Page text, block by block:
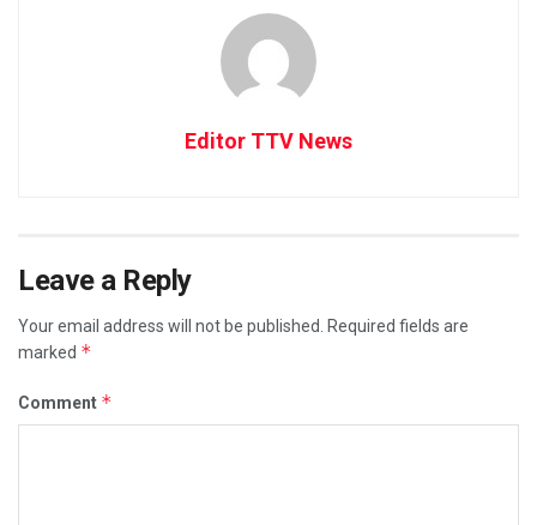
Editor TTV News
Leave a Reply
Your email address will not be published.
Required fields are
marked *
Comment *